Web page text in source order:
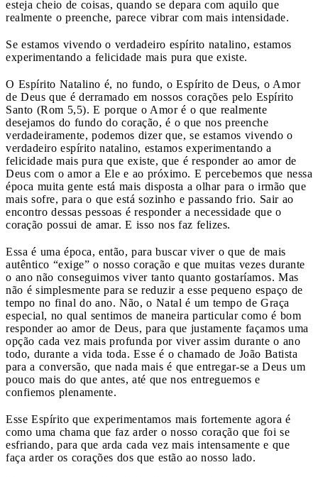
esteja cheio de coisas, quando se depara com aquilo que
realmente o preenche, parece vibrar com mais intensidade.
Se estamos vivendo o verdadeiro espírito natalino, estamos
experimentando a felicidade mais pura que existe.
O Espírito Natalino é, no fundo, o Espírito de Deus, o Amor
de Deus que é derramado em nossos corações pelo Espírito
Santo (Rom 5,5). E porque o Amor é o que realmente
desejamos do fundo do coração, é o que nos preenche
verdadeiramente, podemos dizer que, se estamos vivendo o
verdadeiro espírito natalino, estamos experimentando a
felicidade mais pura que existe, que é responder ao amor de
Deus com o amor a Ele e ao próximo. E percebemos que nessa
época muita gente está mais disposta a olhar para o irmão que
mais sofre, para o que está sozinho e passando frio. Sair ao
encontro dessas pessoas é responder a necessidade que o
coração possui de amar. E isso nos faz felizes.
Essa é uma época, então, para buscar viver o que de mais
autêntico “exige” o nosso coração e que muitas vezes durante
o ano não conseguimos viver tanto quanto gostaríamos. Mas
não é simplesmente para se reduzir a esse pequeno espaço de
tempo no final do ano. Não, o Natal é um tempo de Graça
especial, no qual sentimos de maneira particular como é bom
responder ao amor de Deus, para que justamente façamos uma
opção cada vez mais profunda por viver assim durante o ano
todo, durante a vida toda. Esse é o chamado de João Batista
para a conversão, que nada mais é que entregar-se a Deus um
pouco mais do que antes, até que nos entreguemos e
confiemos plenamente.
Esse Espírito que experimentamos mais fortemente agora é
como uma chama que faz arder o nosso coração que foi se
esfriando, para que arda cada vez mais intensamente e que
faça arder os corações dos que estão ao nosso lado.